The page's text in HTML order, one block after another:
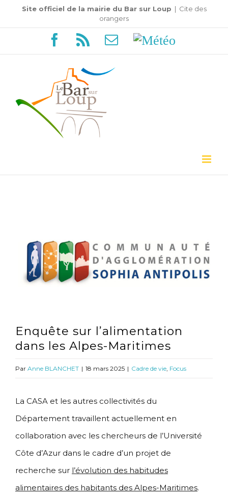
Passer
au
Site officiel de la mairie du Bar sur Loup | Cite des
orangers
Facebook
Rss EmailMétéo
l'image
agrandie
Enquête sur l’alimentation
dans les Alpes-Maritimes
Par Anne BLANCHET | 18 mars 2025 | Cadre de vie, Focus
La CASA et les autres collectivités du
Département travaillent actuellement en
collaboration avec les chercheurs de l’Université
Côte d’Azur dans le cadre d’un projet de
recherche sur l’évolution des habitudes
alimentaires des habitants des Alpes-Maritimes.